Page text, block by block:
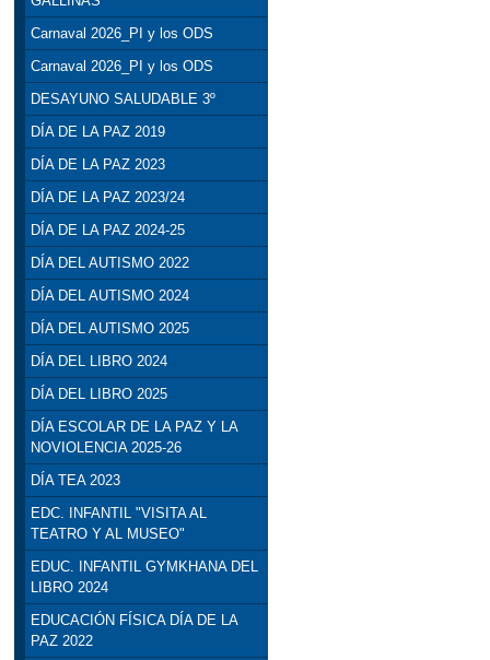
Carnaval 2026_PI y los ODS
Carnaval 2026_PI y los ODS
DESAYUNO SALUDABLE 3º
DÍA DE LA PAZ 2019
DÍA DE LA PAZ 2023
DÍA DE LA PAZ 2023/24
DÍA DE LA PAZ 2024-25
DÍA DEL AUTISMO 2022
DÍA DEL AUTISMO 2024
DÍA DEL AUTISMO 2025
DÍA DEL LIBRO 2024
DÍA DEL LIBRO 2025
DÍA ESCOLAR DE LA PAZ Y LA
NOVIOLENCIA 2025-26
DÍA TEA 2023
EDC. INFANTIL "VISITA AL
TEATRO Y AL MUSEO"
EDUC. INFANTIL GYMKHANA DEL
LIBRO 2024
EDUCACIÓN FÍSICA DÍA DE LA
PAZ 2022